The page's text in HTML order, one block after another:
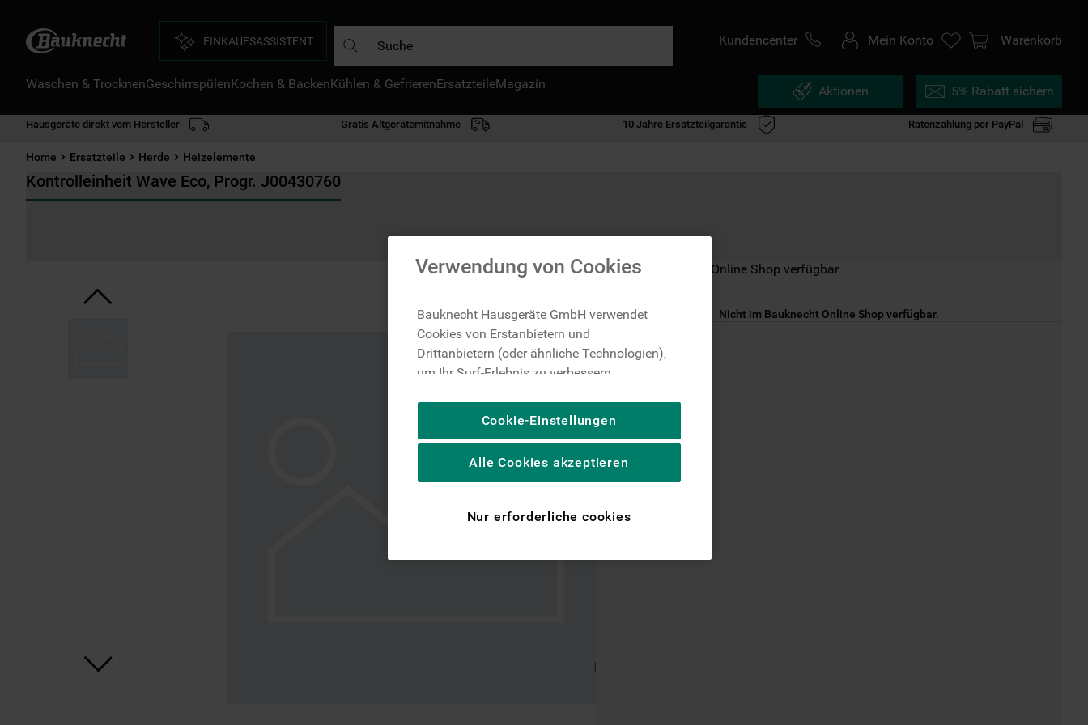
EINKAUFSASSISTENT Kundencenter Mein Konto Warenkorb
Waschen & TrocknenGeschirrspülenKochen & BackenKühlen & GefrierenErsatzteileMagazin Aktionen 5% Rabatt sichern
Hausgeräte direkt vom Hersteller Gratis Altgerätemitnahme 10 Jahre Ersatzteilgarantie Ratenzahlung per PayPal
Home Ersatzteile Herde Heizelemente
Kontrolleinheit Wave Eco, Progr. J00430760
Nicht im Bauknecht Online Shop verfügbar
Nicht im Bauknecht Online Shop verfügbar.
Verwendung von Cookies
Bauknecht Hausgeräte GmbH verwendet
Cookies von Erstanbietern und
Drittanbietern (oder ähnliche Technologien),
um Ihr Surf-Erlebnis zu verbessern
um die redaktionellen Inhalte der Website
basierend auf Ihrer Nutzung der Website zu
personalisieren, die Funktionalität der
spezifische Funktionen anzubieten
Plattformen, beispielsweise Google LLC –
Cookie-Einstellungen
Nur erforderliche cookies
Alle Cookies akzeptieren
DIE HÄUFIGSTEN SUCHANFRAGEN
gefrierschrank
kühl-gefrierkombination freistehend